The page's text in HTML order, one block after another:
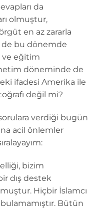
da
olmuştur,
en az zararla
de bu dönemde
ve eğitim
döneminde de
ifadesi Amerika ile
değil mi?
verdiği bugün
acil önlemler
bizim
dış destek
Hiçbir İslamcı
Bütün